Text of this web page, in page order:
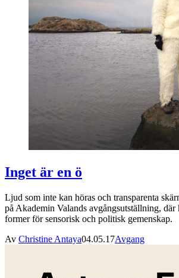
Inget är en ö
Ljud som inte kan höras och transparenta
på Akademin Valands avgångsutställning, där
former för sensorisk och politisk gemenskap.
Av Christine Antaya04.05.17Avgang